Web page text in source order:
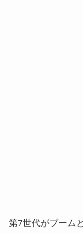
第7世代がブーム